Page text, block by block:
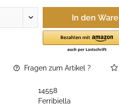
In den
Fragen zum Artikel ?
14558
Ferribiella